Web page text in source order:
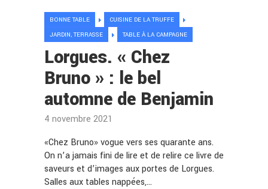
BONNE TABLE
CUISINE DE LA TRUFFE
JARDIN, TERRASSE
TABLE À LA CAMPAGNE
Lorgues. « Chez
Bruno » : le bel
automne de Benjamin
4 novembre 2021
«Chez Bruno» vogue vers ses quarante ans.
On n’a jamais fini de lire et de relire ce livre de
saveurs et d’images aux portes de Lorgues.
Salles aux tables nappées,…